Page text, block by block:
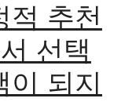
적 추천
선택
이 되지